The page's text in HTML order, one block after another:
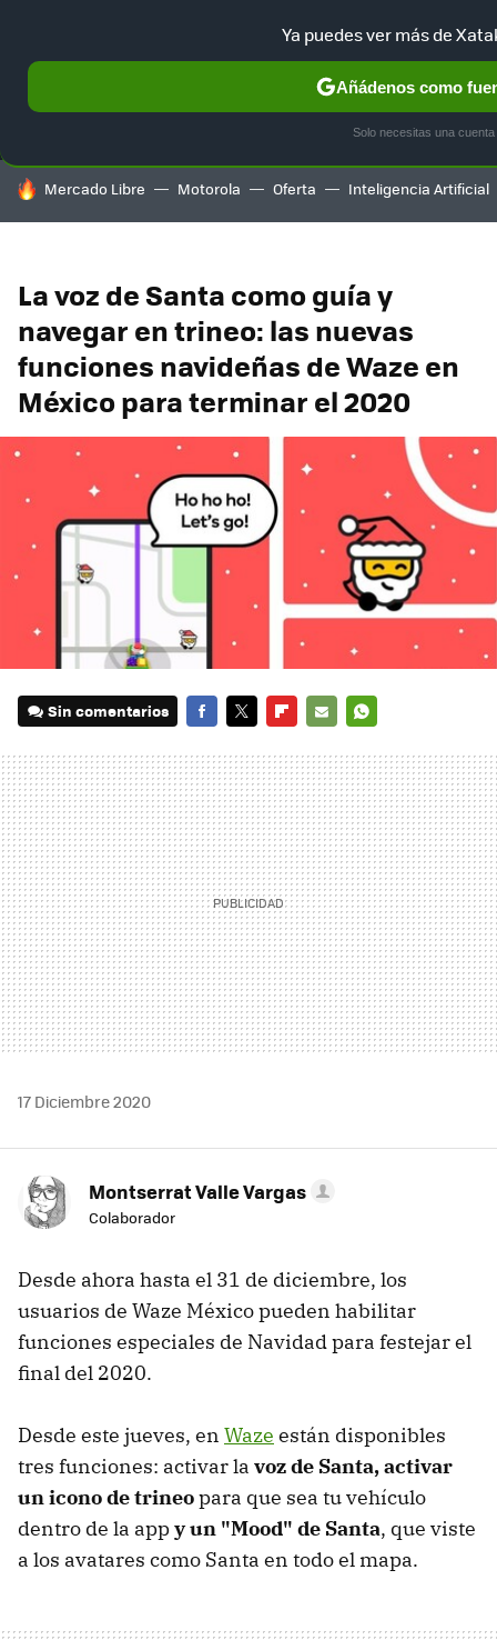
MENÚ NUEVO
TERRITORIO
HOY SE HABLA DE
Mercado Libre Motorola Oferta Inteligencia Artificial
La voz de Santa como guía y
navegar en trineo: las nuevas
funciones navideñas de Waze en
México para terminar el 2020
Sin comentarios
MAIL
17 Diciembre 2020
Montserrat Valle Vargas
Colaborador
Desde ahora hasta el 31 de diciembre, los
usuarios de Waze México pueden habilitar
funciones especiales de Navidad para festejar el
final del 2020.
Desde este jueves, en Waze están disponibles
tres funciones: activar la voz de Santa, activar
un icono de trineopara que sea tu vehículo
dentro de la appy un "Mood" de Santa, que viste
a los avatares como Santa en todo el mapa.
Ya puedes ver más de
Añádenos como
Solo necesitas una